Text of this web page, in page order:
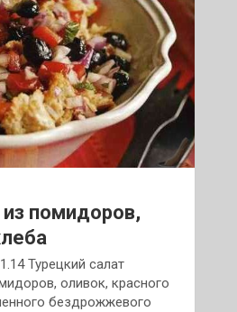
помидоров,
Турецкий салат
оливок, красного
бездрожжевого